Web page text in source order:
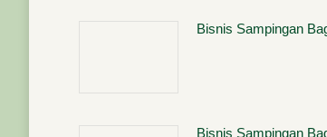
Bisnis Sampingan
Bisnis Sampingan